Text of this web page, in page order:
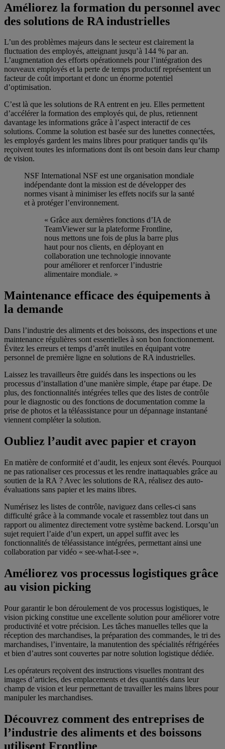
Améliorez la formation du personnel avec
des solutions de RA industrielles
L’un des problèmes majeurs dans le secteur est clairement la
fluctuation des employés, atteignant jusqu’à 144 % par an.
L’augmentation des efforts opérationnels pour l’intégration des
nouveaux employés et la perte de temps productif représentent un
facteur de coût important et donc un énorme potentiel
d’optimisation.
C’est là que les solutions de RA entrent en jeu. Elles permettent
d’accélérer la formation des employés qui, de plus, retiennent
davantage les informations grâce à l’aspect interactif de ces
solutions. Comme la solution est basée sur des lunettes connectées,
les employés gardent les mains libres pour pratiquer tandis qu’ils
reçoivent toutes les informations dont ils ont besoin dans leur champ
de vision.
NSF International NSF est une organisation mondiale
indépendante dont la mission est de développer des
normes visant à minimiser les effets nocifs sur la santé
et à protéger l’environnement.
« Grâce aux dernières fonctions d’IA de
TeamViewer sur la plateforme Frontline,
nous mettons une fois de plus la barre plus
haut pour nos clients, en déployant en
collaboration une technologie innovante
pour améliorer et renforcer l’industrie
alimentaire mondiale. »
Maintenance efficace des équipements à
la demande
Dans l’industrie des aliments et des boissons, des inspections et une
maintenance régulières sont essentielles à son bon fonctionnement.
Évitez les erreurs et temps d’arrêt inutiles en équipant votre
personnel de première ligne en solutions de RA industrielles.
Laissez les travailleurs être guidés dans les inspections ou les
processus d’installation d’une manière simple, étape par étape. De
plus, des fonctionnalités intégrées telles que des listes de contrôle
pour le diagnostic ou des fonctions de documentation comme la
prise de photos et la téléassistance pour un dépannage instantané
viennent compléter la solution.
Oubliez l’audit avec papier et crayon
En matière de conformité et d’audit, les enjeux sont élevés. Pourquoi
ne pas rationaliser ces processus et les rendre inattaquables grâce au
soutien de la RA ? Avec les solutions de RA, réalisez des auto-
évaluations sans papier et les mains libres.
Numérisez les listes de contrôle, naviguez dans celles-ci sans
difficulté grâce à la commande vocale et rassemblez tout dans un
rapport ou alimentez directement votre système backend. Lorsqu’un
sujet requiert l’aide d’un expert, un appel suffit avec les
fonctionnalités de téléassistance intégrées, permettant ainsi une
collaboration par vidéo « see-what-I-see ».
Améliorez vos processus logistiques grâce
au vision picking
Pour garantir le bon déroulement de vos processus logistiques, le
vision picking constitue une excellente solution pour améliorer votre
productivité et votre précision. Les tâches manuelles telles que la
réception des marchandises, la préparation des commandes, le tri des
marchandises, l’inventaire, la manutention des spécialités réfrigérées
et bien d’autres sont couvertes par notre solution logistique dédiée.
Les opérateurs reçoivent des instructions visuelles montrant des
images d’articles, des emplacements et des quantités dans leur
champ de vision et leur permettant de travailler les mains libres pour
manipuler les marchandises.
Découvrez comment des entreprises de
l’industrie des aliments et des boissons
utilisent Frontline